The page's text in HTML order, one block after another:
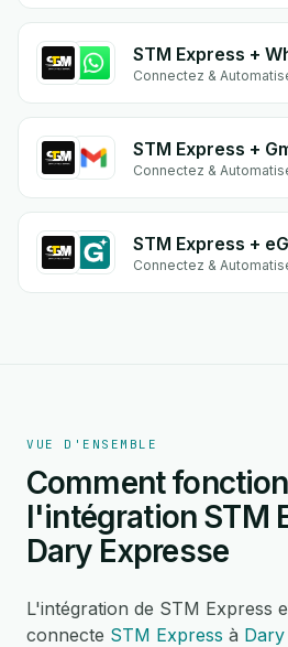
STM Express +
Connectez &
STM Express +
Connectez &
STM Express +
Connectez &
VUE D'ENSEMBLE
Comment
l'intégration STM
Dary Expresse
L'intégration de STM Express
connecte STM Express à